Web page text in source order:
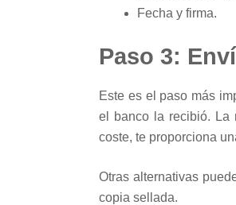
Fecha y firma.
Paso 3:
Este es el paso más
el banco la recibió. La
coste, te proporciona
Otras alternativas
copia sellada.